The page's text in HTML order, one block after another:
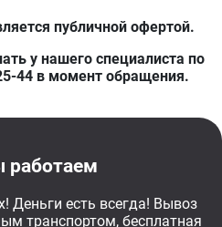
публичной офертой.
у нашего специалиста по
44 в момент обращения.
работаем
Деньги есть всегда! Вывоз
транспортом, бесплатная